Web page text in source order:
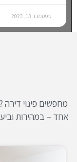
ספטמבר 13, 2023
מחפשים פינוי דירה
אחד – במהירות